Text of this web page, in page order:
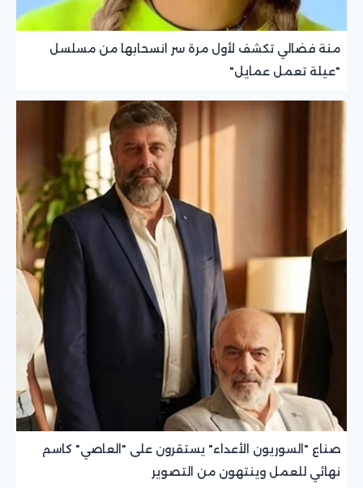
منة فضالي تكشف لأول مرة سر انسحابها من مسلسل
"عيلة تعمل عمايل"
صناع "السوريون الأعداء" يستقرون على "العاصي" كاسم
نهائي للعمل وينتهون من التصوير